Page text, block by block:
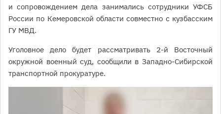
и сопровождением дела занимались сотрудники УФСБ
России по Кемеровской области совместно с кузбасским
ГУ МВД.
Уголовное дело будет рассматривать 2-й Восточный
окружной военный суд, сообщили в Западно-Сибирской
транспортной прокуратуре.